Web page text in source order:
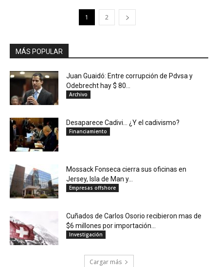
1 2
MÁS POPULAR
Juan Guaidó: Entre corrupción de Pdvsa y
Odebrecht hay $ 80...
Archivo
Desaparece Cadivi… ¿Y el cadivismo?
Financiamiento
Mossack Fonseca cierra sus oficinas en
Jersey, Isla de Man y...
Empresas offshore
Cuñados de Carlos Osorio recibieron mas de
$6 millones por importación...
Investigación
Cargar más